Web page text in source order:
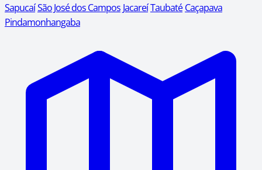
SapucaíSão José dos Campos JacareíTaubaté Caçapava
Pindamonhangaba